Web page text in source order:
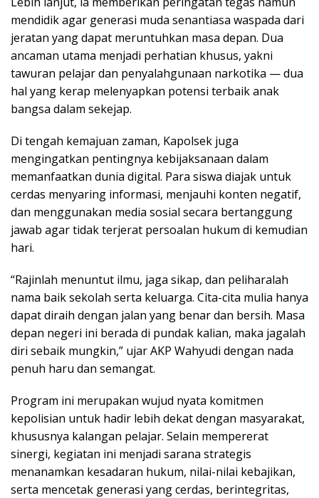
mendidik agar generasi muda senantiasa waspada dari
jeratan yang dapat meruntuhkan masa depan. Dua
ancaman utama menjadi perhatian khusus, yakni
tawuran pelajar dan penyalahgunaan narkotika — dua
hal yang kerap melenyapkan potensi terbaik anak
bangsa dalam sekejap.
Di tengah kemajuan zaman, Kapolsek juga
mengingatkan pentingnya kebijaksanaan dalam
memanfaatkan dunia digital. Para siswa diajak untuk
cerdas menyaring informasi, menjauhi konten negatif,
dan menggunakan media sosial secara bertanggung
jawab agar tidak terjerat persoalan hukum di kemudian
hari.
“Rajinlah menuntut ilmu, jaga sikap, dan peliharalah
nama baik sekolah serta keluarga. Cita-cita mulia hanya
dapat diraih dengan jalan yang benar dan bersih. Masa
depan negeri ini berada di pundak kalian, maka jagalah
diri sebaik mungkin,” ujar AKP Wahyudi dengan nada
penuh haru dan semangat.
Program ini merupakan wujud nyata komitmen
kepolisian untuk hadir lebih dekat dengan masyarakat,
khususnya kalangan pelajar. Selain mempererat
sinergi, kegiatan ini menjadi sarana strategis
menanamkan kesadaran hukum, nilai-nilai kebajikan,
serta mencetak generasi yang cerdas, berintegritas,